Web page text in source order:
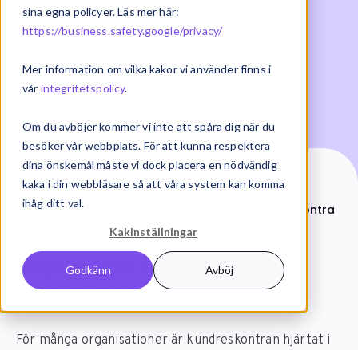
sina egna policyer. Läs mer här:
https://business.safety.google/privacy/
Mer information om vilka kakor vi använder finns i
vår integritetspolicy.
Om du avböjer kommer vi inte att spåra dig när du
besöker vår webbplats. För att kunna respektera
dina önskemål måste vi dock placera en nödvändig
kaka i din webbläsare så att våra system kan komma
ihåg ditt val.
Kakinställningar
Godkänn Avböj
2020-10-06 | ERP
Start
Artiklar
Spara tid och pengar med effektivare kundreskontra
Möjligheter för att
effektivisera kundreskontra
För många organisationer är kundreskontran hjärtat i